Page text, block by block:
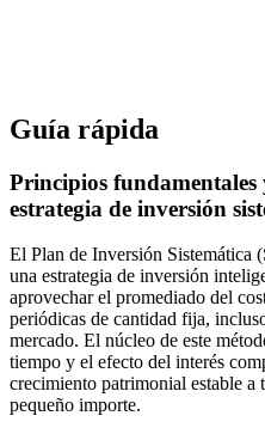
Guía rápida
Principios
estrategia de inversión
El Plan de Inversión Sistemática
una estrategia de inversión
aprovechar el promediado del
periódicas de cantidad fija,
mercado. El núcleo de este
tiempo y el efecto del interés
crecimiento patrimonial estable a
pequeño importe.